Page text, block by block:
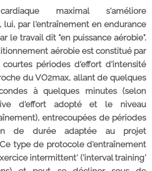
maximal s'améliore
lui, par l'entraînement en endurance
le travail dit "en puissance aérobie".
aérobie est constitué par
périodes d'effort d'intensité
du VO2max, allant de quelques
à quelques minutes (selon
d'effort adopté et le niveau
entrecoupées de périodes
de durée adaptée au projet
type de protocole d'entraînement
intermittent' ('interval training'